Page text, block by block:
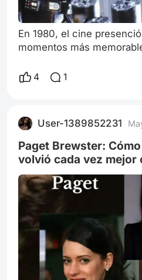
En 1980, el cine
momentos más
Episode V – The Empire
creada por George Lucas,
para siempre lo que una
ciencia ficción podía
am yo
4 1
User-1389852231
Paget Brewster:
volvió cada vez mejor
conquistó la televisión